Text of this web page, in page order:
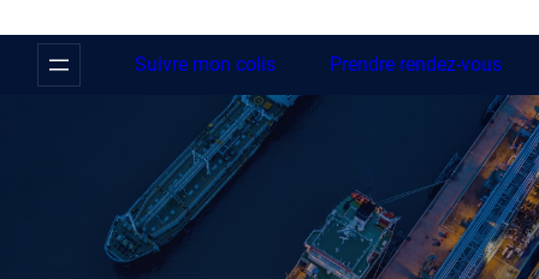
Suivre mon colis Prendre rendez-vous